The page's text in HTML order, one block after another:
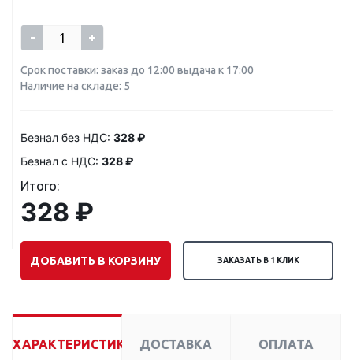
- +
Срок поставки: заказ до 12:00 выдача к 17:00
Наличие на складе: 5
Безнал без НДС: 328 ₽
Безнал с НДС: 328 ₽
Итого:
328 ₽
ДОБАВИТЬ В КОРЗИНУ ЗАКАЗАТЬ В 1 КЛИК
ХАРАКТЕРИСТИКИ ДОСТАВКА ОПЛАТА